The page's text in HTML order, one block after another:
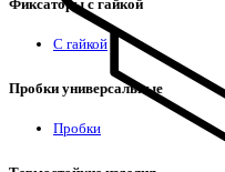
Фиксаторы с гайкой
С гайкой
Пробки универсальные
Пробки